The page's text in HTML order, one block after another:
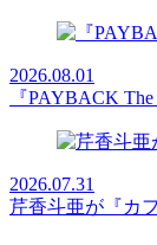
2026.08.01
『PAYBACK
2026.07.31
芹香斗亜が『カ